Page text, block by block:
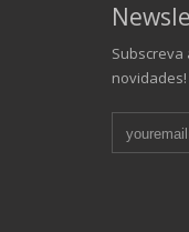
Subscreva
novidades!